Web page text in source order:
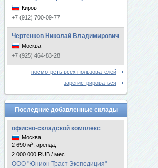
Киров
+7 (912) 700-09-77
Чертенков Николай Владимирович
Москва
+7 (925) 464-83-28
посмотреть всех пользователей
зарегистрироваться
Последние добавленные склады
офисно-складской комплекс
Москва
2 690 м2
, аренда,
2 000 000 RUB / мес
ООО "Юнион Траст Экспедиция"